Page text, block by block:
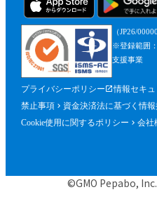
（JP26/
※登録範囲
支援事業
プライバシーポリシー 情報セキ
禁止事項
資金決済法に基づく情
Cookie使用に関するポリシー
会社
©GMO Pepabo,